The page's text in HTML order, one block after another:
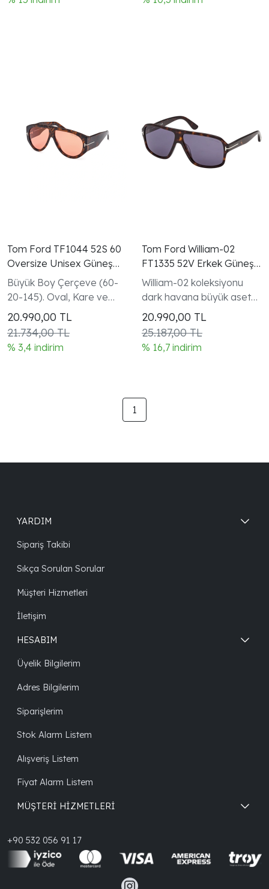
Tom Ford TF1044 52S 60
Oversize Unisex Güneş
Gözlüğü
Büyük Boy Çerçeve (60-
20-145). Oval, Kare ve
Yuvarlak Yüzler.
20.990,00 TL
21.734,00 TL
% 3,4 indirim
Tom Ford William-02
FT1335 52V Erkek Güneş
Gözlüğü Dark Havana
William-02 koleksiyonu
dark havana büyük asetat
aviator, düz üst hat
20.990,00 TL
25.187,00 TL
% 16,7 indirim
1
YARDIM
Sipariş Takibi
Sıkça Sorulan Sorular
Müşteri Hizmetleri
İletişim
HESABIM
Üyelik Bilgilerim
Adres Bilgilerim
Siparişlerim
Stok Alarm Listem
Alışveriş Listem
Fiyat Alarm Listem
MÜŞTERİ HİZMETLERİ
+90 532 056 91 17